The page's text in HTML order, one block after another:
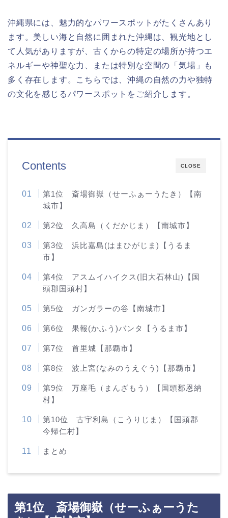
沖縄県には、魅力的なパワースポットがたくさんあり
ます。美しい海と自然に囲まれた沖縄は、観光地とし
て人気がありますが、古くからの特定の場所が持つエ
ネルギーや神聖な力、または特別な空間の「気場」も
多く存在します。こちらでは、沖縄の自然の力や独特
の文化を感じるパワースポットをご紹介します。
CLOSE
Contents
第1位 斎場御嶽（せーふぁーうたき）【南
城市】
第2位 久高島（くだかじま）【南城市】
第3位 浜比嘉島(はまひがじま)【うるま
市】
第4位 アスムイハイクス(旧大石林山)【国
頭郡国頭村】
第5位 ガンガラーの谷【南城市】
第6位 果報(かふう)バンタ【うるま市】
第7位 首里城【那覇市】
第8位 波上宮(なみのうえぐう)【那覇市】
第9位 万座毛（まんざもう）【国頭郡恩納
村】
第10位 古宇利島（こうりじま）【国頭郡
今帰仁村】
まとめ
第1位 斎場御嶽（せーふぁーうた